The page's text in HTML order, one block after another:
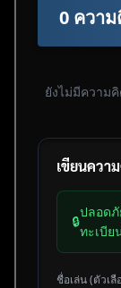
0 ควา
ยังไม่มีความ
เขียนควา
🔒
ปลอดภั
ทะเบีย
ชื่อเล่น (ตัวเ